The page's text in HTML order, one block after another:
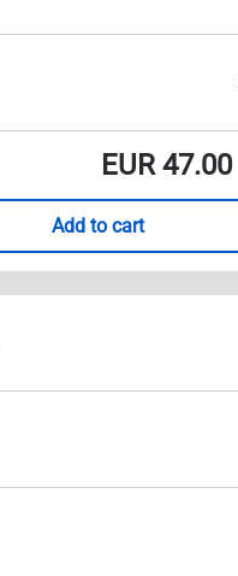
EUR47.00
Add to cart